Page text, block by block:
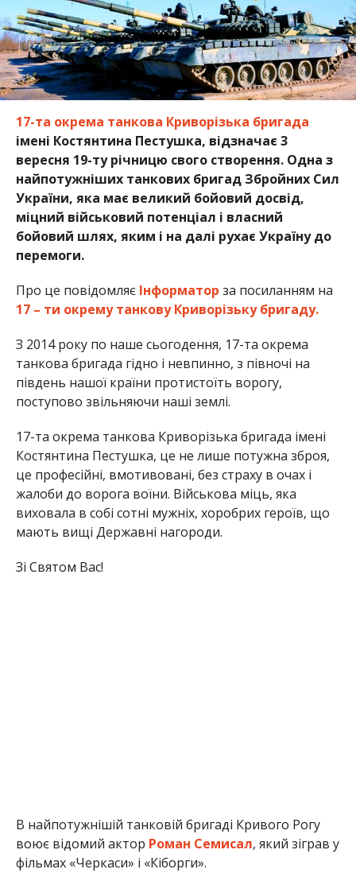
17-та окрема танкова Криворізька бригада
імені Костянтина Пестушка, відзначає 3
вересня 19-ту річницю свого створення. Одна з
найпотужніших танкових бригад Збройних Сил
України, яка має великий бойовий досвід,
міцний військовий потенціал і власний
бойовий шлях, яким і на далі рухає Україну до
перемоги.
Про це повідомляє Інформатор за посиланням на
17 – ти окрему танкову Криворізьку бригаду.
З 2014 року по наше сьогодення, 17-та окрема
танкова бригада гідно і невпинно, з півночі на
південь нашої країни протистоїть ворогу,
поступово звільняючи наші землі.
17-та окрема танкова Криворізька бригада імені
Костянтина Пестушка, це не лише потужна зброя,
це професійні, вмотивовані, без страху в очах і
жалоби до ворога воїни. Військова міць, яка
виховала в собі сотні мужніх, хоробрих героїв, що
мають вищі Державні нагороди.
Зі Святом Вас!
В найпотужнішій танковій бригаді Кривого Рогу
воює відомий актор Роман Семисал, який зіграв у
фільмах «Черкаси» і «Кіборги».